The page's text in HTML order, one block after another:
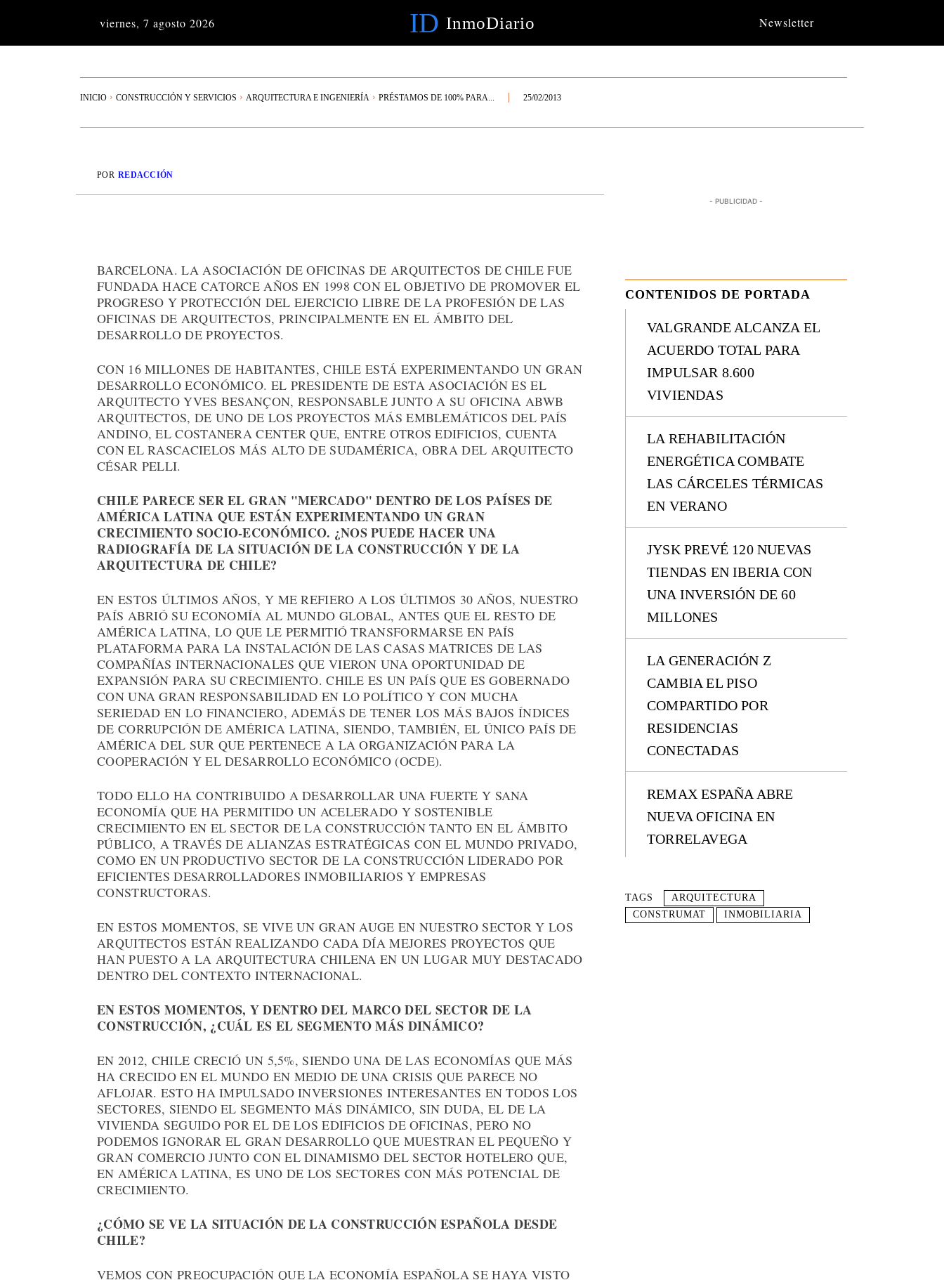
viernes, 7 agosto 2026 ID InmoDiario Newsletter
INICIO CONSTRUCCIÓN Y SERVICIOS ARQUITECTURA E INGENIERÍA PRÉSTAMOS DE 100% PARA... 25/02/2013
POR REDACCIÓN
BARCELONA. LA ASOCIACIÓN DE OFICINAS DE ARQUITECTOS DE CHILE FUE
FUNDADA HACE CATORCE AÑOS EN 1998 CON EL OBJETIVO DE PROMOVER EL
PROGRESO Y PROTECCIÓN DEL EJERCICIO LIBRE DE LA PROFESIÓN DE LAS
OFICINAS DE ARQUITECTOS, PRINCIPALMENTE EN EL ÁMBITO DEL
DESARROLLO DE PROYECTOS.
CON 16 MILLONES DE HABITANTES, CHILE ESTÁ EXPERIMENTANDO UN GRAN
DESARROLLO ECONÓMICO. EL PRESIDENTE DE ESTA ASOCIACIÓN ES EL
ARQUITECTO YVES BESANÇON, RESPONSABLE JUNTO A SU OFICINA ABWB
ARQUITECTOS, DE UNO DE LOS PROYECTOS MÁS EMBLEMÁTICOS DEL PAÍS
ANDINO, EL COSTANERA CENTER QUE, ENTRE OTROS EDIFICIOS, CUENTA
CON EL RASCACIELOS MÁS ALTO DE SUDAMÉRICA, OBRA DEL ARQUITECTO
CÉSAR PELLI.
CHILE PARECE SER EL GRAN "MERCADO" DENTRO DE LOS PAÍSES DE
AMÉRICA LATINA QUE ESTÁN EXPERIMENTANDO UN GRAN
CRECIMIENTO SOCIO-ECONÓMICO. ¿NOS PUEDE HACER UNA
RADIOGRAFÍA DE LA SITUACIÓN DE LA CONSTRUCCIÓN Y DE LA
ARQUITECTURA DE CHILE?
EN ESTOS ÚLTIMOS AÑOS, Y ME REFIERO A LOS ÚLTIMOS 30 AÑOS, NUESTRO
PAÍS ABRIÓ SU ECONOMÍA AL MUNDO GLOBAL, ANTES QUE EL RESTO DE
AMÉRICA LATINA, LO QUE LE PERMITIÓ TRANSFORMARSE EN PAÍS
PLATAFORMA PARA LA INSTALACIÓN DE LAS CASAS MATRICES DE LAS
COMPAÑÍAS INTERNACIONALES QUE VIERON UNA OPORTUNIDAD DE
EXPANSIÓN PARA SU CRECIMIENTO. CHILE ES UN PAÍS QUE ES GOBERNADO
CON UNA GRAN RESPONSABILIDAD EN LO POLÍTICO Y CON MUCHA
SERIEDAD EN LO FINANCIERO, ADEMÁS DE TENER LOS MÁS BAJOS ÍNDICES
DE CORRUPCIÓN DE AMÉRICA LATINA, SIENDO, TAMBIÉN, EL ÚNICO PAÍS DE
AMÉRICA DEL SUR QUE PERTENECE A LA ORGANIZACIÓN PARA LA
COOPERACIÓN Y EL DESARROLLO ECONÓMICO (OCDE).
TODO ELLO HA CONTRIBUIDO A DESARROLLAR UNA FUERTE Y SANA
ECONOMÍA QUE HA PERMITIDO UN ACELERADO Y SOSTENIBLE
CRECIMIENTO EN EL SECTOR DE LA CONSTRUCCIÓN TANTO EN EL ÁMBITO
PÚBLICO, A TRAVÉS DE ALIANZAS ESTRATÉGICAS CON EL MUNDO PRIVADO,
COMO EN UN PRODUCTIVO SECTOR DE LA CONSTRUCCIÓN LIDERADO POR
EFICIENTES DESARROLLADORES INMOBILIARIOS Y EMPRESAS
CONSTRUCTORAS.
EN ESTOS MOMENTOS, SE VIVE UN GRAN AUGE EN NUESTRO SECTOR Y LOS
ARQUITECTOS ESTÁN REALIZANDO CADA DÍA MEJORES PROYECTOS QUE
HAN PUESTO A LA ARQUITECTURA CHILENA EN UN LUGAR MUY DESTACADO
DENTRO DEL CONTEXTO INTERNACIONAL.
EN ESTOS MOMENTOS, Y DENTRO DEL MARCO DEL SECTOR DE LA
CONSTRUCCIÓN, ¿CUÁL ES EL SEGMENTO MÁS DINÁMICO?
EN 2012, CHILE CRECIÓ UN 5,5%, SIENDO UNA DE LAS ECONOMÍAS QUE MÁS
HA CRECIDO EN EL MUNDO EN MEDIO DE UNA CRISIS QUE PARECE NO
AFLOJAR. ESTO HA IMPULSADO INVERSIONES INTERESANTES EN TODOS LOS
SECTORES, SIENDO EL SEGMENTO MÁS DINÁMICO, SIN DUDA, EL DE LA
VIVIENDA SEGUIDO POR EL DE LOS EDIFICIOS DE OFICINAS, PERO NO
PODEMOS IGNORAR EL GRAN DESARROLLO QUE MUESTRAN EL PEQUEÑO Y
GRAN COMERCIO JUNTO CON EL DINAMISMO DEL SECTOR HOTELERO QUE,
EN AMÉRICA LATINA, ES UNO DE LOS SECTORES CON MÁS POTENCIAL DE
CRECIMIENTO.
¿CÓMO SE VE LA SITUACIÓN DE LA CONSTRUCCIÓN ESPAÑOLA DESDE
CHILE?
VEMOS CON PREOCUPACIÓN QUE LA ECONOMÍA ESPAÑOLA SE HAYA VISTO
- PUBLICIDAD -
CONTENIDOS DE PORTADA
VALGRANDE ALCANZA EL
ACUERDO TOTAL PARA
IMPULSAR 8.600
VIVIENDAS
LA REHABILITACIÓN
ENERGÉTICA COMBATE
LAS CÁRCELES TÉRMICAS
EN VERANO
JYSK PREVÉ 120 NUEVAS
TIENDAS EN IBERIA CON
UNA INVERSIÓN DE 60
MILLONES
LA GENERACIÓN Z
CAMBIA EL PISO
COMPARTIDO POR
RESIDENCIAS
CONECTADAS
REMAX ESPAÑA ABRE
NUEVA OFICINA EN
TORRELAVEGA
TAGS
ARQUITECTURA
CONSTRUMAT
INMOBILIARIA